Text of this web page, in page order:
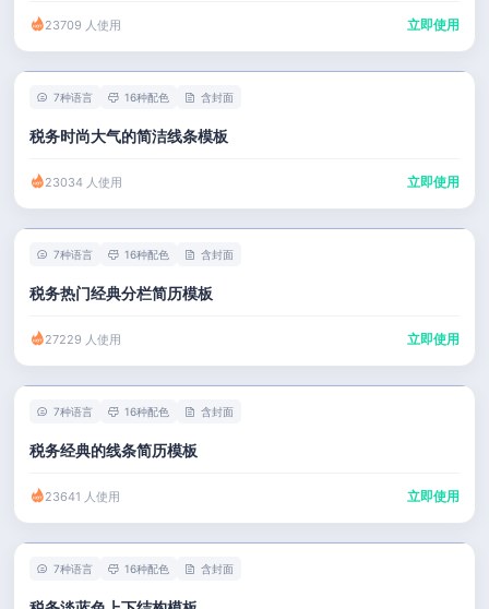
23709 人使用 立即使用
7种语言 16种配色 含封面
税务时尚大气的简洁线条模板
23034 人使用 立即使用
7种语言 16种配色 含封面
税务热门经典分栏简历模板
27229 人使用 立即使用
7种语言 16种配色 含封面
税务经典的线条简历模板
23641 人使用 立即使用
7种语言 16种配色 含封面